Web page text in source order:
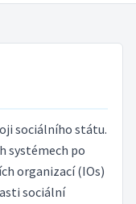
sociálního státu.
systémech po
organizací (IOs)
sociální